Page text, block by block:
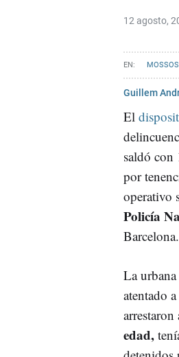
12 agosto,
Guillem
El
saldó con
por
operativo
Policía
Barcelona.
La
atentado
arrestaron
edad,